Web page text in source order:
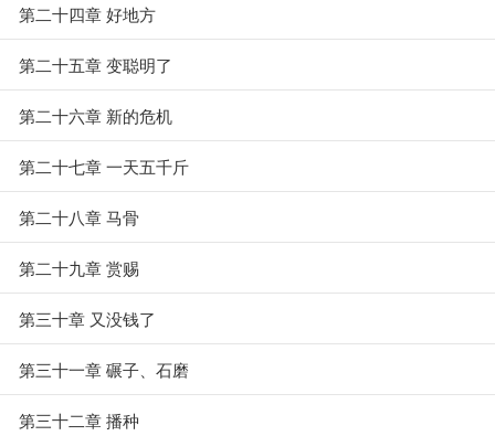
第二十四章 好地方
第二十五章 变聪明了
第二十六章 新的危机
第二十七章 一天五千斤
第二十八章 马骨
第二十九章 赏赐
第三十章 又没钱了
第三十一章 碾子、石磨
第三十二章 播种